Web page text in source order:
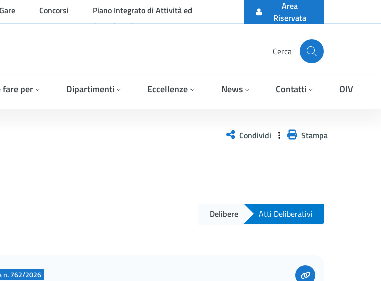
Concorsi
Piano Integrato di Attività ed
Organizzazione
Area
Riservata
Cerca
fare per Dipartimenti Eccellenze News Contatti OIV
Condividi Stampa
Delibere Atti Deliberativi
n. 762/2026